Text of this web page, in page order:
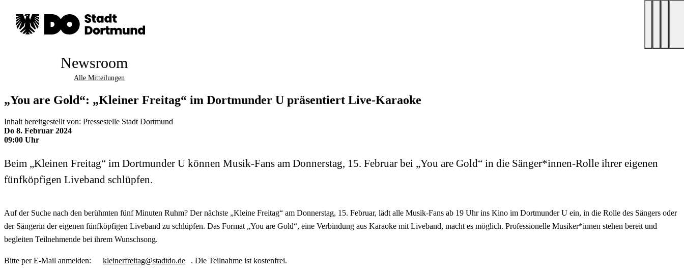
Newsroom
Alle Mitteilungen
„You are Gold“: „Kleiner Freitag“ im Dortmunder U präsentiert Live-Karaoke
Inhalt bereitgestellt von: Pressestelle Stadt Dortmund
Do 8. Februar 2024
09:00 Uhr
Beim „Kleinen Freitag“ im Dortmunder U können Musik-Fans am Donnerstag, 15. Februar bei „You are Gold“ in die Sänger*innen-Rolle ihrer eigenen
fünfköpfigen Liveband schlüpfen.
Auf der Suche nach den berühmten fünf Minuten Ruhm? Der nächste „Kleine Freitag“ am Donnerstag, 15. Februar, lädt alle Musik-Fans ab 19 Uhr ins Kino im Dortmunder U ein, in die Rolle des Sängers oder
der Sängerin der eigenen fünfköpfigen Liveband zu schlüpfen. Das Format „You are Gold“, eine Verbindung aus Karaoke mit Liveband, macht es möglich. Professionelle Musiker*innen stehen bereit und
begleiten Teilnehmende bei ihrem Wunschsong.
Bitte per E-Mail anmelden: kleinerfreitag@stadtdo.de . Die Teilnahme ist kostenfrei.